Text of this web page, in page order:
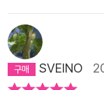
혼자서도 책을 잘
적이 없었다... 이
지는 않았을텐데
읽고나니 새삼 그
에 이르러 앤드류
다. 그녀가 그토록
SVEINO